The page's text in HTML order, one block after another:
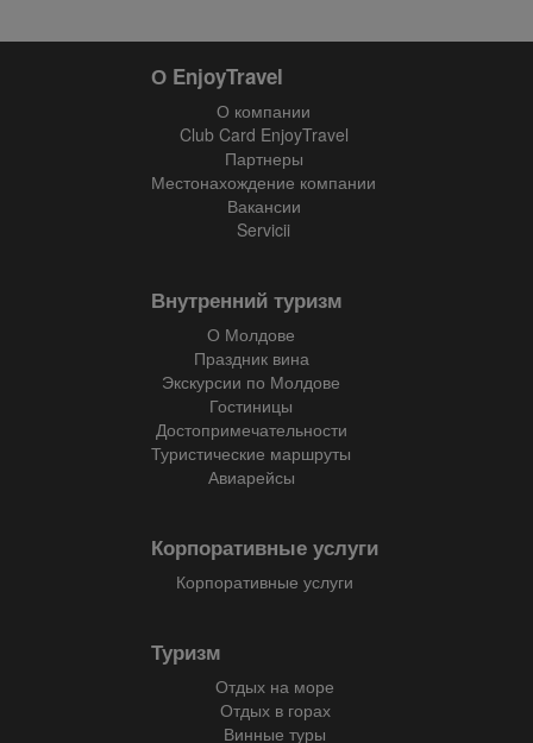
О EnjoyTravel
О компании
Club Card EnjoyTravel
Партнеры
Местонахождение компании
Вакансии
Servicii
Внутренний туризм
О Молдове
Праздник вина
Экскурсии по Молдове
Гостиницы
Достопримечательности
Туристические маршруты
Авиарейсы
Корпоративные услуги
Корпоративные услуги
Туризм
Отдых на море
Отдых в горах
Винные туры